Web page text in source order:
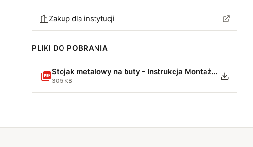
Zakup dla instytucji
PLIKI DO POBRANIA
Stojak metalowy na buty - Instrukcja Montażu.pdf
305 KB